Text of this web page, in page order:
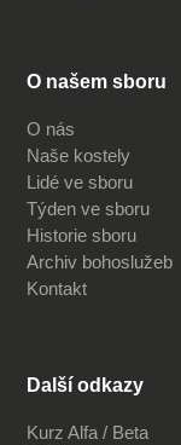
O našem sboru
O nás
Naše kostely
Lidé ve sboru
Týden ve sboru
Historie sboru
Archiv bohoslužeb
Kontakt
Další odkazy
Kurz Alfa / Beta